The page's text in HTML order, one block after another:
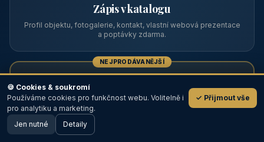
Zápis v katalogu
Profil objektu, fotogalerie, kontakt, vlastní webová prezentace
a poptávky zdarma.
NEJPRODÁVANĚJŠÍ
Prémiový partner
TOP pozice na titulce, přednost ve výpisech, zlatý odznak a
💬
🖥️ Desktop verze
🍪 Cookies & soukromí
Používáme cookies pro funkčnost webu. Volitelně i
pro analytiku a marketing.
✓ Přijmout vše
Jen nutné Detaily